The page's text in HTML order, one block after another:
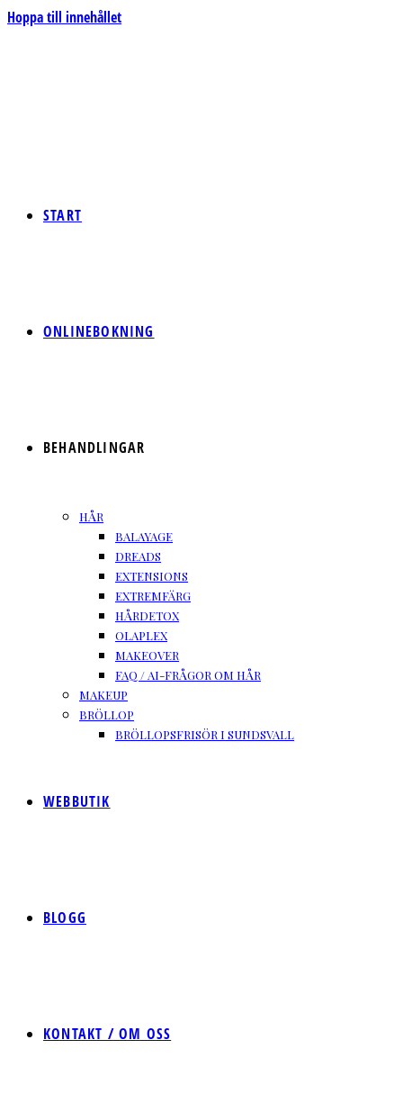
Hoppa till innehållet
START
ONLINEBOKNING
BEHANDLINGAR
HÅR
BALAYAGE
DREADS
EXTENSIONS
EXTREMFÄRG
HÅRDETOX
OLAPLEX
MAKEOVER
FAQ / AI-FRÅGOR OM HÅR
MAKEUP
BRÖLLOP
BRÖLLOPSFRISÖR I SUNDSVALL
WEBBUTIK
BLOGG
KONTAKT / OM OSS